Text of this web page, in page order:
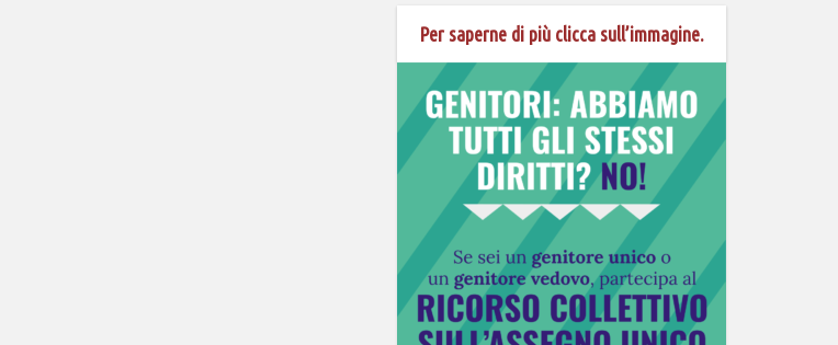
Per saperne di più clicca sull’immagine.